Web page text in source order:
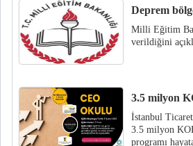
Bodrum Belediyesi eğitim öğretim
Yükseköğretim Kurumları Sınavı (YKS),
Deprem
Milli Eğitim
verildiğini
3.5 milyon
İstanbul
3.5 milyon
programı